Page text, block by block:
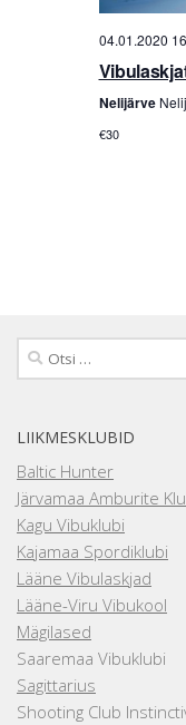
04.01.2020
Nelijärve
€30
Otsi:
LIIKMESKLUBID
Baltic Hunter
Järvamaa Amburite
Kagu Vibuklubi
Kajamaa Spordiklubi
Lääne Vibulaskjad
Lääne-Viru Vibukool
Mägilased
Saaremaa Vibuklubi
Sagittarius
Shooting Club